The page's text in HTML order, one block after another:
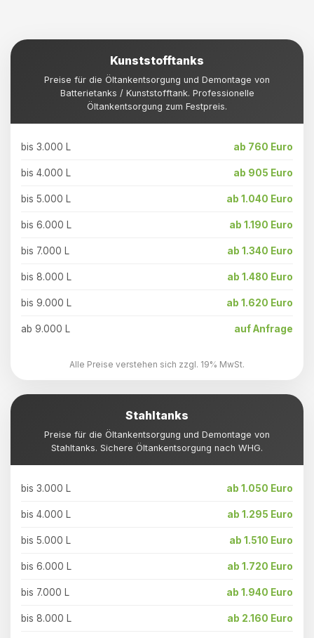
Kunststofftanks
Preise für die Öltankentsorgung und Demontage von
Batterietanks / Kunststofftank. Professionelle
Öltankentsorgung zum Festpreis.
bis 3.000 L ab 760 Euro
bis 4.000 L ab 905 Euro
bis 5.000 L ab 1.040 Euro
bis 6.000 L ab 1.190 Euro
bis 7.000 L ab 1.340 Euro
bis 8.000 L ab 1.480 Euro
bis 9.000 L ab 1.620 Euro
ab 9.000 L auf Anfrage
Alle Preise verstehen sich zzgl. 19% MwSt.
Stahltanks
Preise für die Öltankentsorgung und Demontage von
Stahltanks. Sichere Öltankentsorgung nach WHG.
bis 3.000 L ab 1.050 Euro
bis 4.000 L ab 1.295 Euro
bis 5.000 L ab 1.510 Euro
bis 6.000 L ab 1.720 Euro
bis 7.000 L ab 1.940 Euro
bis 8.000 L ab 2.160 Euro